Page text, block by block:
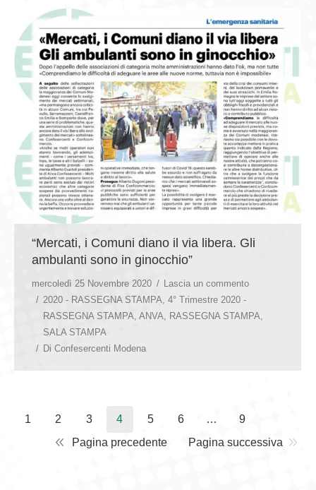
“Mercati, i Comuni diano il via libera. Gli
ambulanti sono in ginocchio”
mercoledì 25 Novembre 2020
Lascia un commento
2020 - RASSEGNA STAMPA, 4° Trimestre 2020 -
RASSEGNA STAMPA, ANVA, RASSEGNA STAMPA,
SALA STAMPA
Di Confesercenti Modena
1 2 3 4 5 6 …
9
Pagina precedente
Pagina successiva